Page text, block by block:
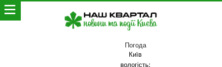
Погода
Київ
вологість: